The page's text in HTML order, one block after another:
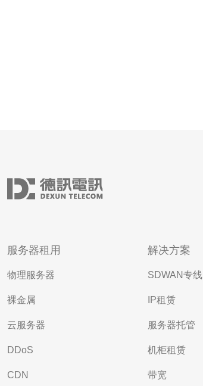
服务器租用
物理服务器
裸金属
云服务器
DDoS
CDN
解决方案
SDWAN专线
IP租赁
服务器托管
机柜租赁
带宽